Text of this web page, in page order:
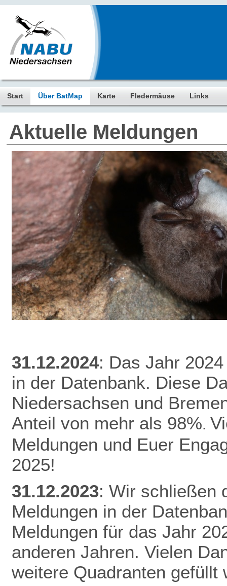
Start Über BatMap Karte Fledermäuse Links
Aktuelle Meldungen
31.12.2024: Das Jahr
in der Datenbank. Diese
Niedersachsen und
Anteil von mehr als 98%.
Meldungen und Euer
2025!
31.12.2023: Wir schließen
Meldungen in der
Meldungen für das Jahr
anderen Jahren. Vielen
weitere Quadranten gefüllt